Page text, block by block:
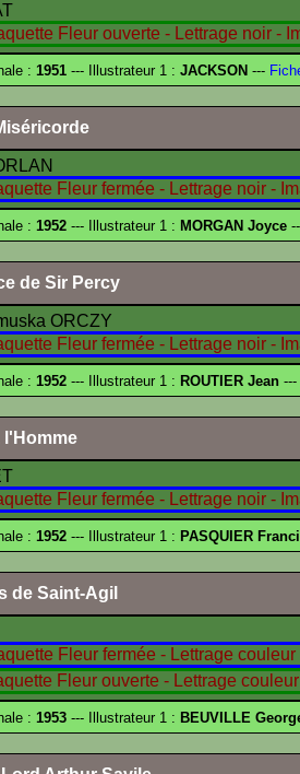
: 1951 --- Illustrateur 1 : JACKSON ---
: 1952 --- Illustrateur 1 : MORGAN Joyce
de Sir Percy
ORCZY
: 1952 --- Illustrateur 1 : ROUTIER Jean ---
l'Homme
: 1952 --- Illustrateur 1 : PASQUIER
de Saint-Agil
: 1953 --- Illustrateur 1 : BEUVILLE